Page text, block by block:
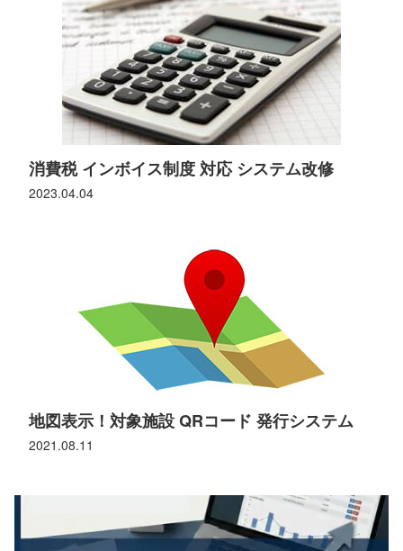
2023.04.04
消費税 インボイス制度 対応 システム改修
2021.08.11
地図表示！対象施設 QRコード 発行システム